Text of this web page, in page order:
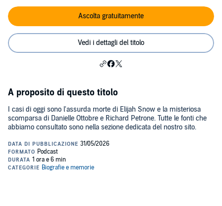
Ascolta gratuitamente
Vedi i dettagli del titolo
A proposito di questo titolo
I casi di oggi sono l'assurda morte di Elijah Snow e la misteriosa
scomparsa di Danielle Ottobre e Richard Petrone. Tutte le fonti che
abbiamo consultato sono nella sezione dedicata del nostro ⁠⁠⁠⁠⁠⁠⁠⁠⁠⁠⁠⁠⁠⁠⁠⁠⁠⁠⁠⁠⁠⁠⁠⁠⁠⁠⁠⁠⁠⁠⁠⁠⁠⁠⁠⁠⁠⁠⁠⁠⁠⁠⁠sito⁠⁠⁠⁠⁠⁠⁠⁠⁠⁠⁠⁠⁠⁠⁠⁠⁠⁠⁠⁠⁠⁠⁠⁠⁠⁠⁠⁠⁠⁠⁠⁠⁠⁠⁠⁠⁠⁠⁠⁠⁠⁠.